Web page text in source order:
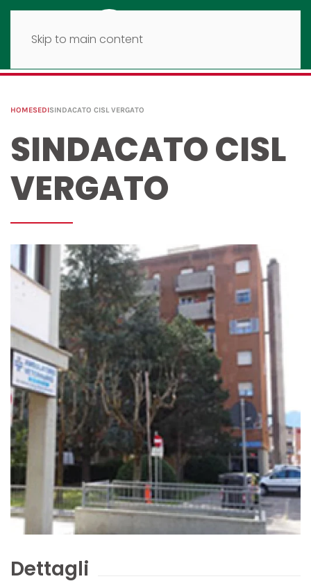
Skip to main content
HOMESEDISINDACATO CISL VERGATO
SINDACATO CISL
VERGATO
Dettagli